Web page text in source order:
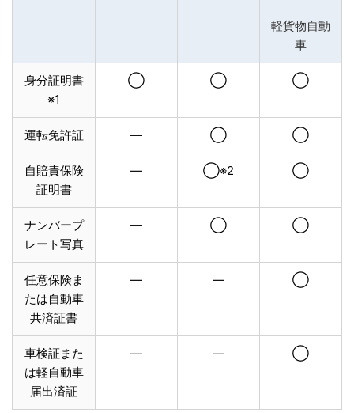
軽貨物自動
車
身分証明書
※1
◯ ◯ ◯
運転免許証 — ◯ ◯
自賠責保険
証明書
— ◯※2 ◯
ナンバープ
レート写真
— ◯ ◯
任意保険ま
たは自動車
共済証書
— — ◯
車検証また
は軽自動車
届出済証
— — ◯